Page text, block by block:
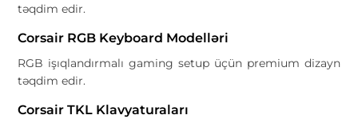
təqdim edir.
Corsair RGB Keyboard Modelləri
RGB işıqlandırmalı gaming setup üçün premium dizayn
təqdim edir.
Corsair TKL Klavyaturaları